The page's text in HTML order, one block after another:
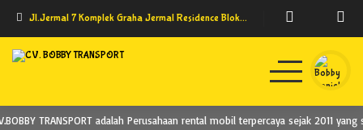
Jl.Jermal 7 Komplek Graha Jermal Residence Blok D11
HomeTRANSPORT adalah Perusahaan rental mobil terpercaya sejak 2011